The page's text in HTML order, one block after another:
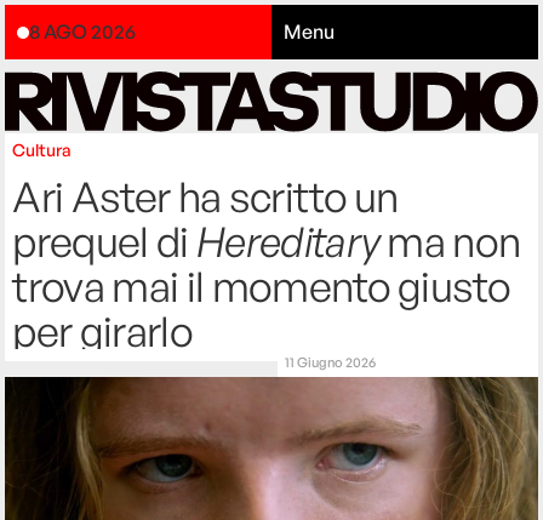
8 AGO 2026 Menu
Cultura
Ari Aster ha scritto un
prequel di Hereditaryma non
trova mai il momento giusto
per girarlo
11 Giugno 2026